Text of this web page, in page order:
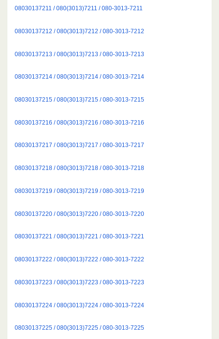
08030137211 / 080(3013)7211 / 080-3013-7211
08030137212 / 080(3013)7212 / 080-3013-7212
08030137213 / 080(3013)7213 / 080-3013-7213
08030137214 / 080(3013)7214 / 080-3013-7214
08030137215 / 080(3013)7215 / 080-3013-7215
08030137216 / 080(3013)7216 / 080-3013-7216
08030137217 / 080(3013)7217 / 080-3013-7217
08030137218 / 080(3013)7218 / 080-3013-7218
08030137219 / 080(3013)7219 / 080-3013-7219
08030137220 / 080(3013)7220 / 080-3013-7220
08030137221 / 080(3013)7221 / 080-3013-7221
08030137222 / 080(3013)7222 / 080-3013-7222
08030137223 / 080(3013)7223 / 080-3013-7223
08030137224 / 080(3013)7224 / 080-3013-7224
08030137225 / 080(3013)7225 / 080-3013-7225